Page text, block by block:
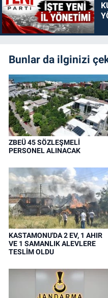
Bunlar da ilginizi
ZBEÜ 45 SÖZLEŞMELİ
PERSONEL ALINACAK
KASTAMONU'DA 2 EV, 1 AHIR
VE 1 SAMANLIK ALEVLERE
TESLİM OLDU